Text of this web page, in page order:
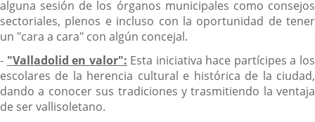
alguna sesión de los órganos municipales como consejos
sectoriales, plenos e incluso con la oportunidad de tener
un "cara a cara" con algún concejal.
- "Valladolid en valor": Esta iniciativa hace partícipes a los
escolares de la herencia cultural e histórica de la ciudad,
dando a conocer sus tradiciones y trasmitiendo la ventaja
de ser vallisoletano.